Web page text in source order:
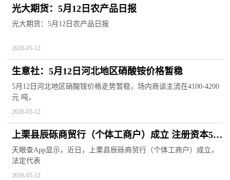
光大期货：5月12日农产品日报
光大期货：5月12日农产品日报
2026-05-12
生意社：5月12日河北地区硝酸铵价格暂稳
5月12日河北地区硝酸铵价格走势暂稳，场内商谈主流在4100-4200
元 吨，
2026-05-12
上栗县辰砾商贸行（个体工商户）成立 注册资本5万
人民币 每日头条
天眼查App显示，近日，上栗县辰砾商贸行（个体工商户）成立，
法定代表
2026-05-12